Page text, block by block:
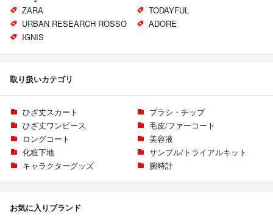
ZARA
TODAYFUL
URBAN RESEARCH ROSSO
ADORE
IGNIS
取り扱いカテゴリ
ひざ丈スカート
ブラシ・チップ
ひざ丈ワンピース
毛皮/ファーコート
ロングコート
美容液
化粧下地
サンプル/トライアルキット
キャラクターグッズ
腕時計
お気に入りブランド